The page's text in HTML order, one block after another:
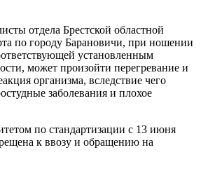
отдела Брестской областной
по городу Барановичи, при ношении
установленным
может произойти перегревание и
организма, вследствие чего
заболевания и плохое
по стандартизации с 13 июня
к ввозу и обращению на